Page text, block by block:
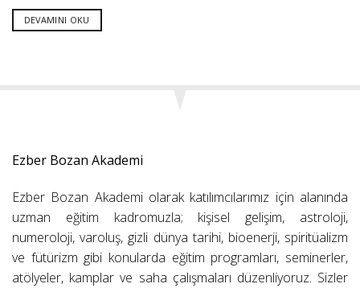
DEVAMINI OKU
Ezber Bozan Akademi
Ezber Bozan Akademi olarak katılımcılarımız için alanında
uzman eğitim kadromuzla; kişisel gelişim, astroloji,
numeroloji, varoluş, gizli dünya tarihi, bioenerji, spiritüalizm
ve fütürizm gibi konularda eğitim programları, seminerler,
atölyeler, kamplar ve saha çalışmaları düzenliyoruz. Sizler